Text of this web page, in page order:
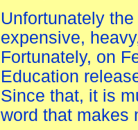
Unfortunately
expensive,
Fortunately, on
Education
Since that, it is
word that makes